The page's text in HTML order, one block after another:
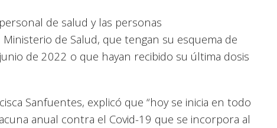
de salud y las personas
de Salud, que tengan su esquema de
de 2022 o que hayan recibido su última dosis
Sanfuentes, explicó que “hoy se inicia en todo
anual contra el Covid-19 que se incorpora al